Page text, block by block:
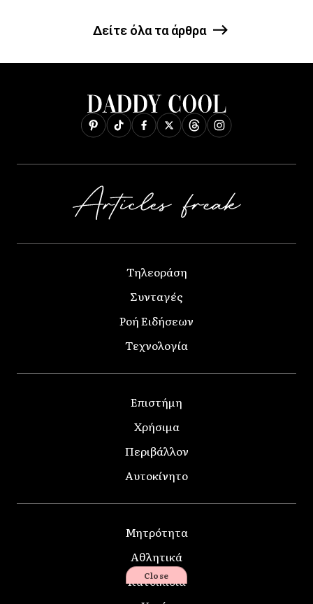
Δείτε όλα τα άρθρα
Τηλεοράση
Συνταγές
Ροή Ειδήσεων
Τεχνολογία
Επιστήμη
Χρήσιμα
Περιβάλλον
Αυτοκίνητο
Μητρότητα
Αθλητικά
Κατοικίδια
Close